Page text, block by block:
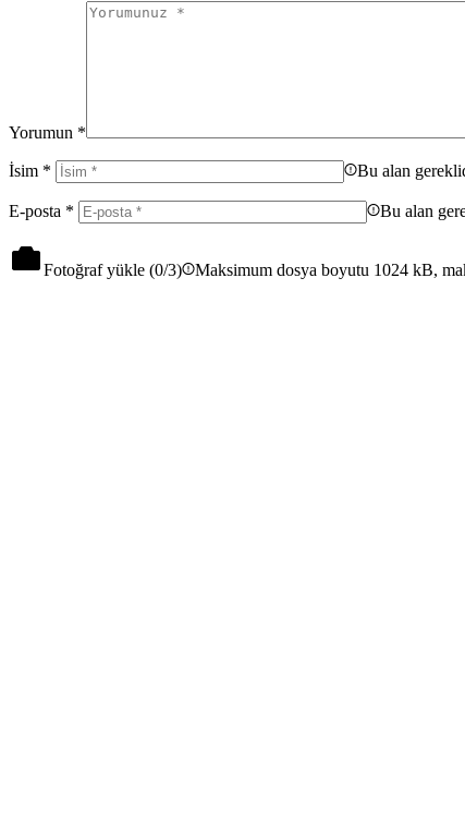
Yorumun *
İsim * Bu alan
E-posta * Bu alan
Fotoğraf yükle (0/3) Maksimum dosya boyutu 1024 kB,